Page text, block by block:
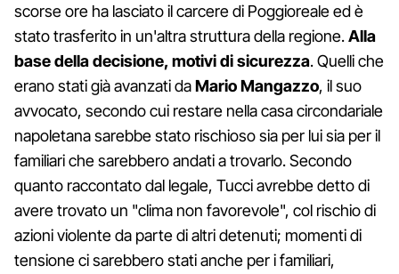
scorse ore ha lasciato il carcere di Poggioreale ed è
stato trasferito in un'altra struttura della regione.Alla
base della decisione, motivi di sicurezza. Quelli che
erano stati già avanzati daMario Mangazzo, il suo
avvocato, secondo cui restare nella casa circondariale
napoletana sarebbe stato rischioso sia per lui sia per il
familiari che sarebbero andati a trovarlo. Secondo
quanto raccontato dal legale, Tucci avrebbe detto di
avere trovato un "clima non favorevole", col rischio di
azioni violente da parte di altri detenuti; momenti di
tensione ci sarebbero stati anche per i familiari,